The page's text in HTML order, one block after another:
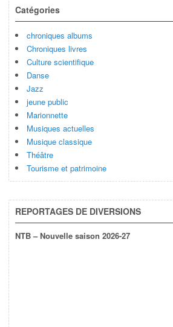
Catégories
chroniques albums
Chroniques livres
Culture scientifique
Danse
Jazz
jeune public
Marionnette
Musiques actuelles
Musique classique
Théâtre
Tourisme et patrimoine
REPORTAGES DE DIVERSIONS
NTB – Nouvelle saison 2026-27